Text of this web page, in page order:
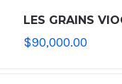
LES GRAINS
$90,000.00